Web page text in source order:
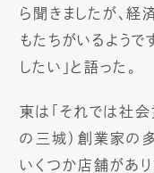
ら聞きましたが、
もたちがいるよう
したい」と語った。
東は「それでは社
の三城）創業家の
いくつか店舗があ